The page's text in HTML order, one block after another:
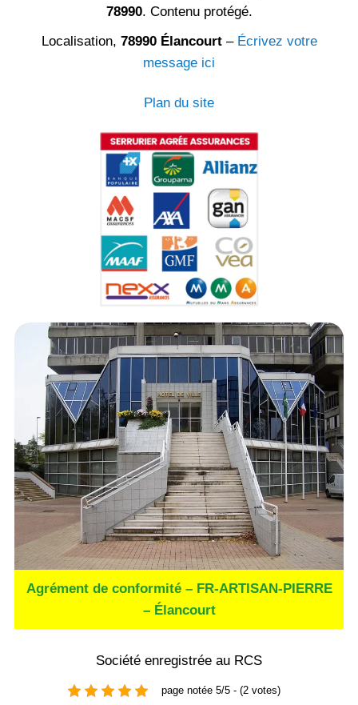
78990. Contenu protégé.
Localisation, 78990 Élancourt– Écrivez votre
message ici
Plan du site
Agrément de conformité – FR-ARTISAN-PIERRE
– Élancourt
Société enregistrée au RCS
page notée 5/5 - (2 votes)